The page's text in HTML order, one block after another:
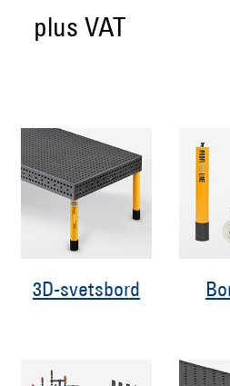
plus VAT
3D-svetsbord